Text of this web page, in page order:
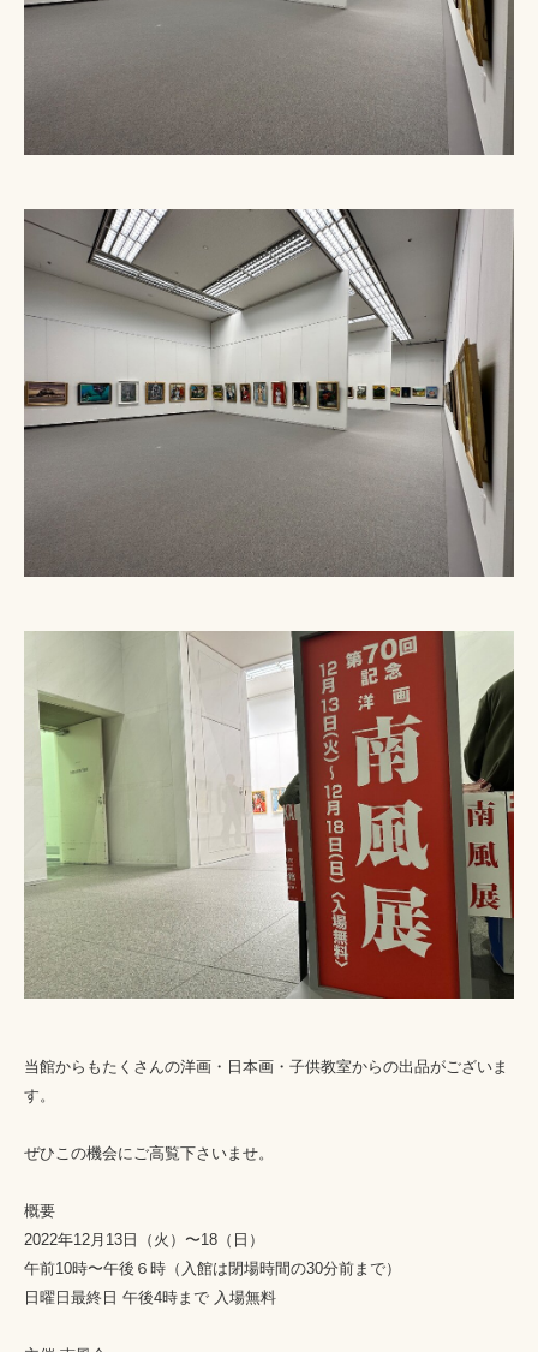
当館からもたくさんの洋画・日本画・子供教室からの出品がございま
す。
ぜひこの機会にご高覧下さいませ。
概要
2022年12月13日（火）〜18（日）
午前10時〜午後６時（入館は閉場時間の30分前まで）
日曜日最終日 午後4時まで 入場無料